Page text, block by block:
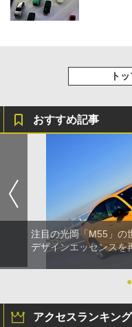
ト
おすすめ記事
注目の光岡「M55」の
デザインエッセンスを
●
アクセスランキング